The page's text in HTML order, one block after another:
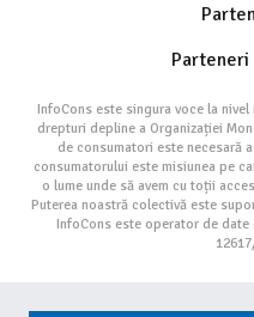
InfoCons este singura voce la
drepturi depline a Organizației
de consumatori este necesară
consumatorului este misiunea pe
o lume unde să avem cu toții
Puterea noastră colectivă este
InfoCons este operator de